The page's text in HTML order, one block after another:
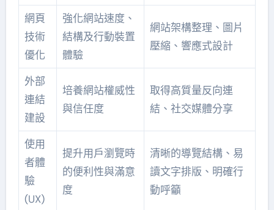
網頁
技術
優化
強化網站速度、
結構及行動裝置
體驗
網站架構整理、圖片
壓縮、響應式設計
外部
連結
建設
培養網站權威性
與信任度
取得高質量反向連
結、社交媒體分享
使用
者體
驗
(UX)
提升用戶瀏覽時
的便利性與滿意
度
清晰的導覽結構、易
讀文字排版、明確行
動呼籲